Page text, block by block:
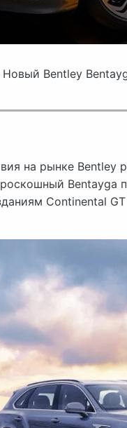
Новый Bentley
на рынке Bentley
Bentayga
Continental